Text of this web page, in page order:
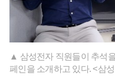
▲ 삼성전자 직원들이 추석
페인을 소개하고 있다. <삼